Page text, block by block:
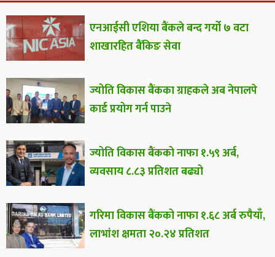
एनआईसी एशिया बैंकले बन्द गर्यो ७ वटा
शाखारहित बैंकिङ सेवा
ज्योति विकास बैंकका ग्राहकले अब नेपालपे
कार्ड प्रयोग गर्न पाउने
ज्योति विकास बैंकको नाफा १.५९ अर्ब,
व्यवसाय ८.८३ प्रतिशत बढ्यो
गरिमा विकास बैंकको नाफा १.६८ अर्ब रुपैयाँ,
लाभांश क्षमता २०.२४ प्रतिशत